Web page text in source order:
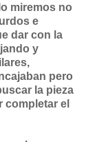
miremos no
e
dar con la
y
pero
la pieza
completar el